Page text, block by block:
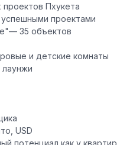
Пхукета
проектами
35 объектов
и детские комнаты
USD